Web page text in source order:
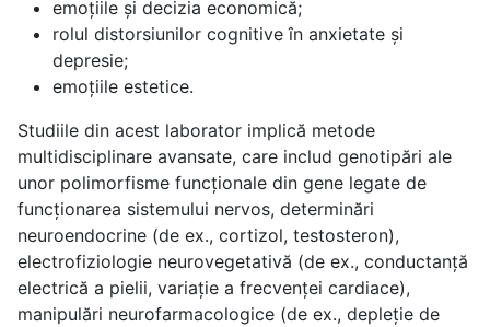
emoțiile și decizia economică;
rolul distorsiunilor cognitive în anxietate și
depresie;
emoțiile estetice.
Studiile din acest laborator implică metode
multidisciplinare avansate, care includ genotipări ale
unor polimorfisme funcționale din gene legate de
funcționarea sistemului nervos, determinări
neuroendocrine (de ex., cortizol, testosteron),
electrofiziologie neurovegetativă (de ex., conductanță
electrică a pielii, variație a frecvenței cardiace),
manipulări neurofarmacologice (de ex., depleție de